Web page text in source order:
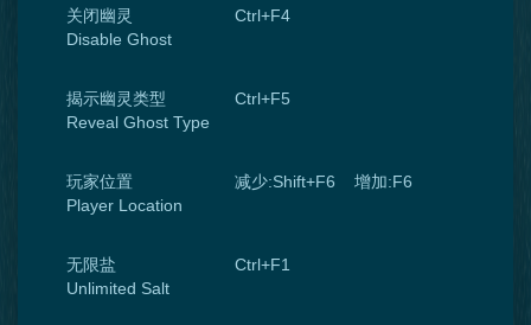
关闭幽灵
Disable Ghost
Ctrl+F4
揭示幽灵类型
Reveal Ghost Type
Ctrl+F5
玩家位置
Player Location
减少:Shift+F6 增加:F6
无限盐
Unlimited Salt
Ctrl+F1